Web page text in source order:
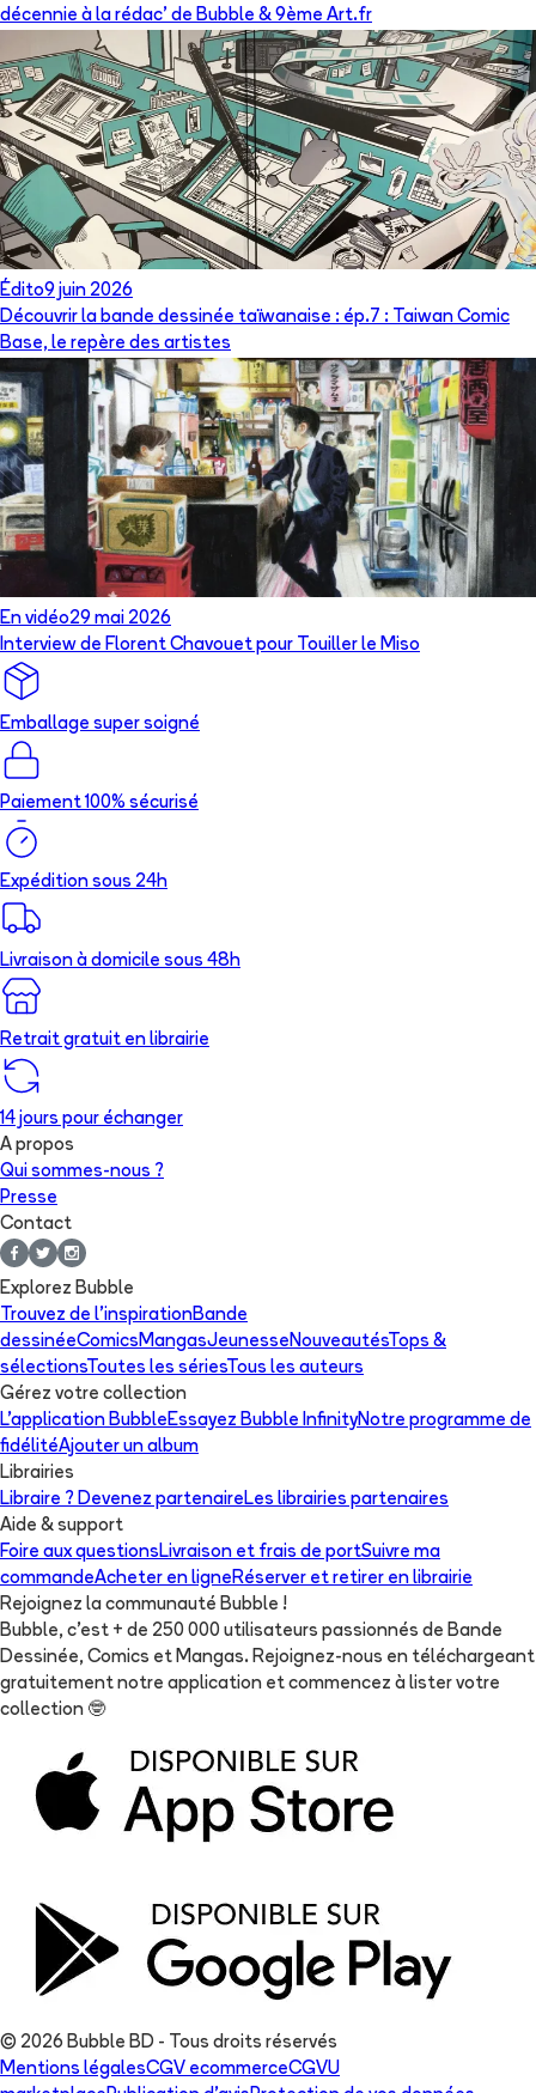
décennie à la rédac’ de Bubble & 9ème Art.fr
Édito9 juin 2026
Découvrir la bande dessinée taïwanaise : ép.7 : Taiwan Comic
Base, le repère des artistes
En vidéo29 mai 2026
Interview de Florent Chavouet pour Touiller le Miso
Emballage super soigné
Paiement 100% sécurisé
Expédition sous 24h
Livraison à domicile sous 48h
Retrait gratuit en librairie
14 jours pour échanger
A propos
Qui sommes-nous ?
Presse
Contact
Explorez Bubble
Trouvez de l'inspirationBande
dessinéeComics MangasJeunesse NouveautésTops &
sélectionsToutes les sériesTous les auteurs
Gérez votre collection
L'application Bubble Essayez Bubble InfinityNotre programme de
fidélitéAjouter un album
Librairies
Libraire ? Devenez partenaire Les librairies partenaires
Aide & support
Foire aux questions Livraison et frais de portSuivre ma
commandeAcheter en ligne Réserver et retirer en librairie
Rejoignez la communauté Bubble !
Bubble, c'est + de 250 000 utilisateurs passionnés de Bande
Dessinée, Comics et Mangas. Rejoignez-nous en téléchargeant
gratuitement notre application et commencez à lister votre
collection 🤓
© 2026 Bubble BD - Tous droits réservés
Mentions légalesCGV ecommerceCGVU